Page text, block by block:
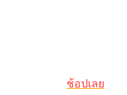
ช้อปเลย